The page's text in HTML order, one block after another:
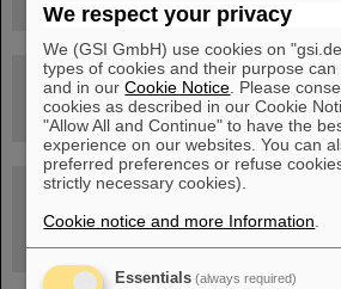
Rundflug über die FAIR-
Besichtigung von GSI/FAIR –
We respect your privacy
We (GSI GmbH) use cookies on
types of cookies and their purpose
and in ourCookie Notice . Please
cookies as described in our Cookie
"Allow All and Continue" to have the
experience on our websites. You can
preferred preferences or refuse
strictly necessary cookies).
Cookie notice and more Information
Essentials (always required)